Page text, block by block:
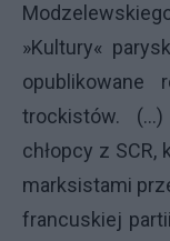
»Kultury«
opublikowane
trockistów.
chłopcy z
marksistami
francuskiej